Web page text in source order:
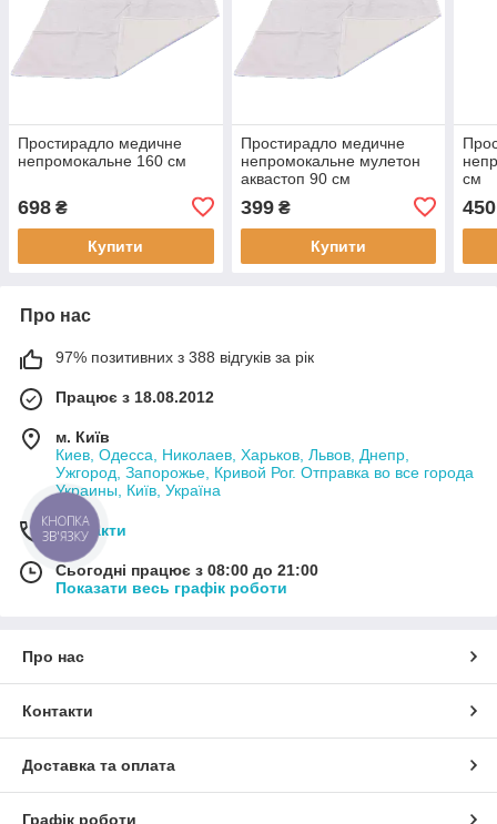
Простирадло медичне
непромокальне 160 см
698 ₴
Купити
Простирадло медичне
непромокальне мулетон
аквастоп 90 см
399₴
Купити
см
450
Про нас
97% позитивних з 388 відгуків за рік
Працює з 18.08.2012
м. Київ
Киев, Одесса, Николаев, Харьков, Львов, Днепр,
Ужгород, Запорожье, Кривой Рог. Отправка во все города
Украины, Київ, Україна
Контакти
Сьогодні працює з 08:00 до 21:00
Показати весь графік роботи
Про нас
Контакти
Доставка та оплата
Графік роботи
КНОПКА
ЗВ'ЯЗКУ